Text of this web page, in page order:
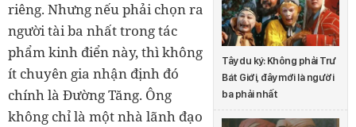
Tây du ký: Không phải Trư
Bát Giới, đây mới là người
ba phải nhất
riêng. Nhưng nếu phải chọn ra
người tài ba nhất trong tác
phẩm kinh điển này, thì không
ít chuyên gia nhận định đó
chính là Đường Tăng. Ông
không chỉ là một nhà lãnh đạo